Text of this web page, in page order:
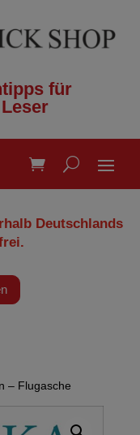
für
Deutschlands
– Flugasche